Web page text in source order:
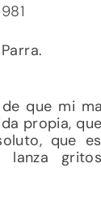
que mi
propia,
que
lanza